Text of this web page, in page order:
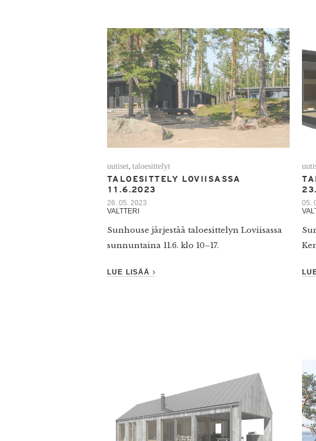
uutiset, taloesittelyt
TALOESITTELY LOVIISASSA
11.6.2023
26. 05. 2023
VALTTERI
Sunhouse järjestää taloesittelyn Loviisassa
sunnuntaina 11.6. klo 10–17.
LUE LISÄÄ
05.